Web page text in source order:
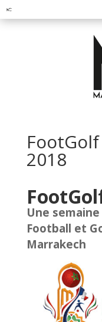
2018
Une
Football et
Marrakech